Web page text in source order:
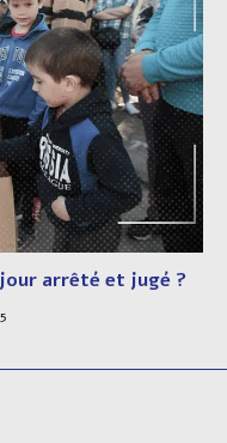
arrêté et jugé ?